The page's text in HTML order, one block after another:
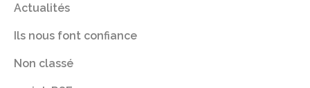
Actualités
Ils nous font confiance
Non classé